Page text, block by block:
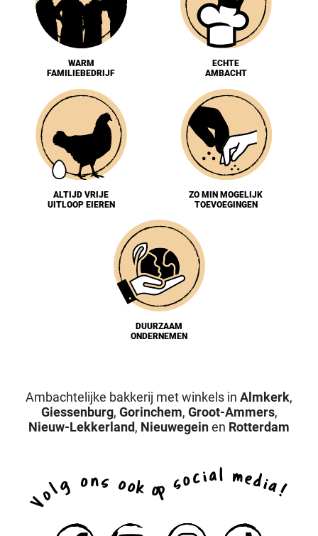
WARM
FAMILIEBEDRIJF
ECHTE
AMBACHT
ALTIJD VRIJE
UITLOOP EIEREN
ZO MIN MOGELIJK
TOEVOEGINGEN
DUURZAAM
ONDERNEMEN
Ambachtelijke bakkerij met winkels in Almkerk,
Giessenburg, Gorinchem, Groot-Ammers,
Nieuw-Lekkerland, Nieuwegeinen Rotterdam
V
o
lg ons ook o
p social media!